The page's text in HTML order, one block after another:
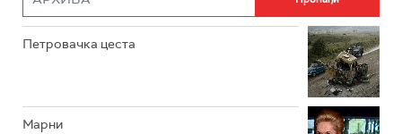
Петровачка цеста
Марни